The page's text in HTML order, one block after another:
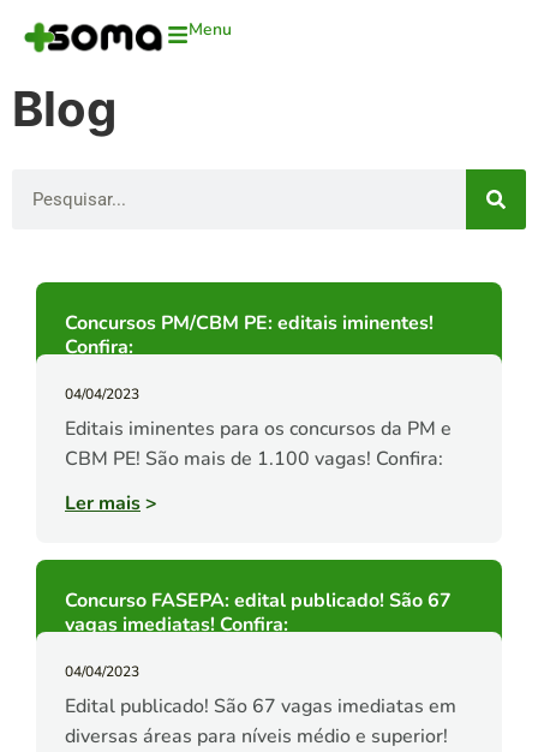
Menu
Blog
Concursos PM/CBM PE: editais iminentes!
Confira:
04/04/2023
Editais iminentes para os concursos da PM e
CBM PE! São mais de 1.100 vagas! Confira:
Ler mais>
Concurso FASEPA: edital publicado! São 67
vagas imediatas! Confira:
04/04/2023
Edital publicado! São 67 vagas imediatas em
diversas áreas para níveis médio e superior!